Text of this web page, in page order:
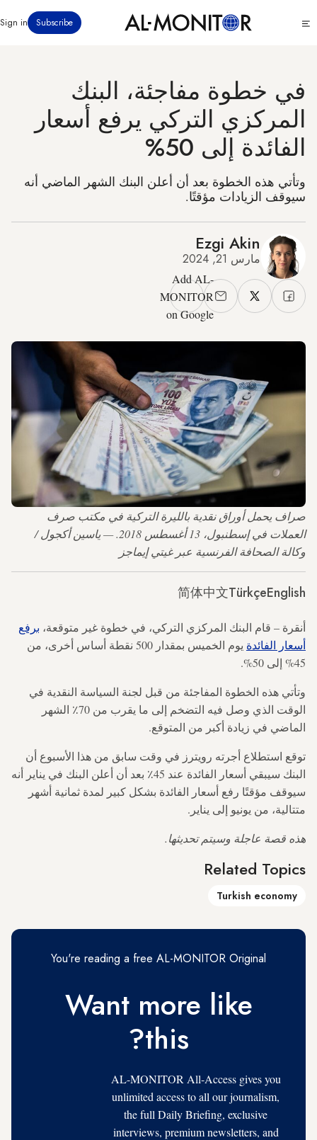
إلى
Subscribe
Sign in
في خطوة مفاجئة، البنك
المركزي التركي يرفع أسعار
الفائدة إلى 50%
وتأتي هذه الخطوة بعد أن أعلن البنك الشهر الماضي أنه
سيوقف الزيادات مؤقتًا.
Ezgi Akin
مارس 21, 2024
Add AL-
MONITOR
on Google
صراف يحمل أوراق نقدية بالليرة التركية في مكتب صرف
العملات في إسطنبول، 13 أغسطس 2018. — ياسين أكجول /
وكالة الصحافة الفرنسية عبر غيتي إيماجز
English
Türkçe
简体中文
أنقرة – قام البنك المركزي التركي، في خطوة غير متوقعة، برفع
أسعار الفائدة
يوم الخميس بمقدار 500 نقطة أساس أخرى، من
45% إلى 50%.
وتأتي هذه الخطوة المفاجئة من قبل لجنة السياسة النقدية في
الوقت الذي وصل فيه التضخم إلى ما يقرب من 70٪ الشهر
الماضي في زيادة أكبر من المتوقع.
توقع استطلاع أجرته رويترز في وقت سابق من هذا الأسبوع أن
البنك سيبقي أسعار الفائدة عند 45٪ بعد أن أعلن البنك في يناير أنه
سيوقف مؤقتًا رفع أسعار الفائدة بشكل كبير لمدة ثمانية أشهر
متتالية، من يونيو إلى يناير.
هذه قصة عاجلة وسيتم تحديثها.
Related Topics
Turkish economy
You're reading a free AL-MONITOR Original
Want more like
this?
AL-MONITOR All-Access gives you
unlimited access to all our journalism,
the full Daily Briefing, exclusive
interviews, premium newsletters, and